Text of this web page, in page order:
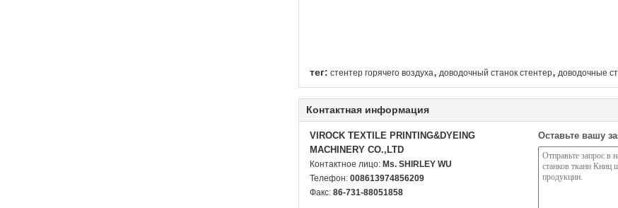
тег: стентер горячего воздуха, доводочный станок стентер, доводочные
Контактная информация
VIROCK TEXTILE PRINTING&DYEING
MACHINERY CO.,LTD
Контактное лицо: Ms. SHIRLEY WU
Телефон: 008613974856209
Факс: 86-731-88051858
Оставьте вашу